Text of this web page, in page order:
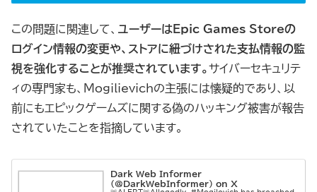
この問題に関連して、 ユーザーはEpic Games Storeの
ログイン情報の変更や、ストアに紐づけされた支払情報の監
視を強化することが推奨されています。サイバーセキュリテ
ィの専門家も、Mogilievichの主張には懐疑的であり、以
前にもエピックゲームズに関する偽のハッキング被害が報告
されていたことを指摘しています。
Dark Web Informer
(@DarkWebInformer) on X